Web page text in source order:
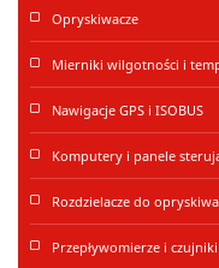
Opryskiwacze
Mierniki wilgotności i
Nawigacje GPS i ISOBUS
Komputery i panele
Rozdzielacze do
Przepływomierze i czujniki